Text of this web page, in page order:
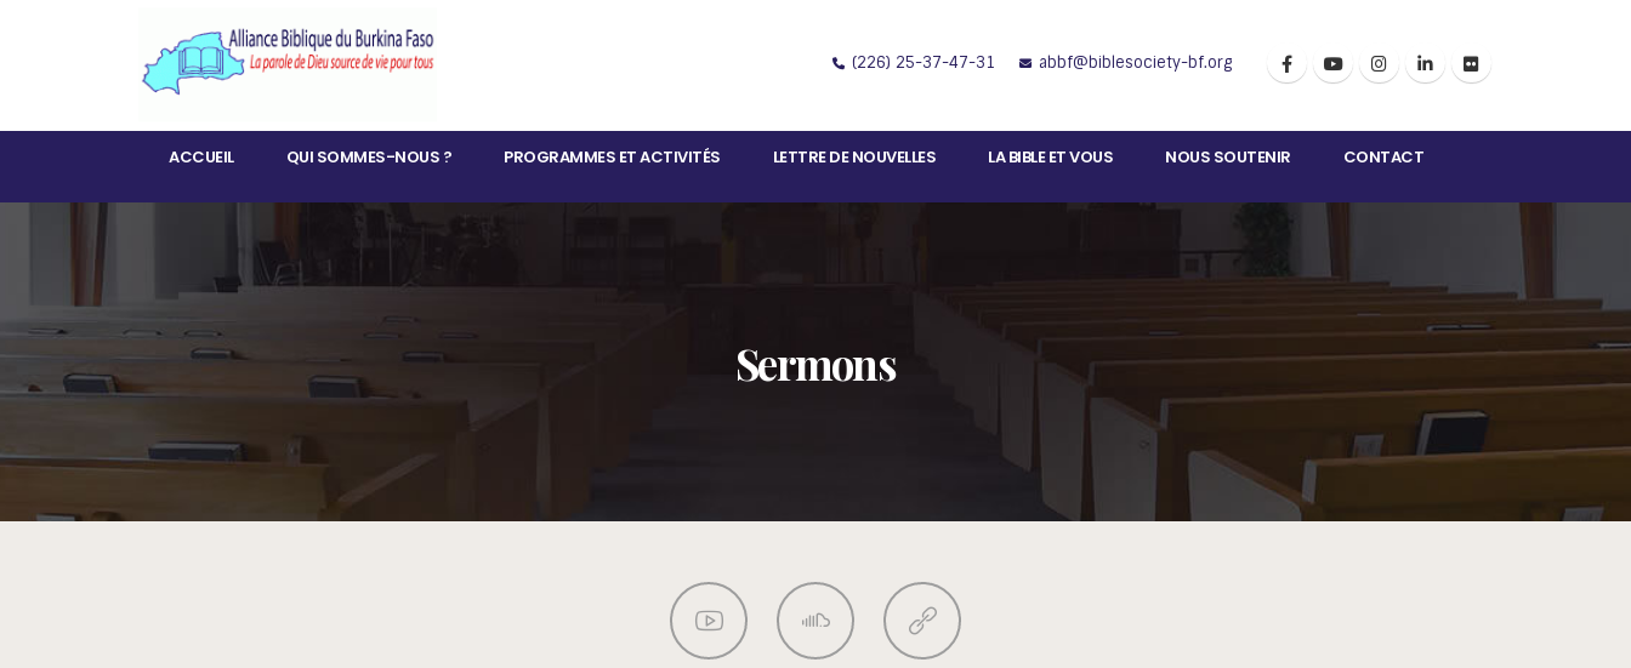
(226) 25-37-47-31 abbf@biblesociety-bf.org
ACCUEIL QUI SOMMES-NOUS ? PROGRAMMES ET ACTIVITÉS LETTRE DE NOUVELLES LA BIBLE ET VOUS NOUS SOUTENIR CONTACT
Sermons